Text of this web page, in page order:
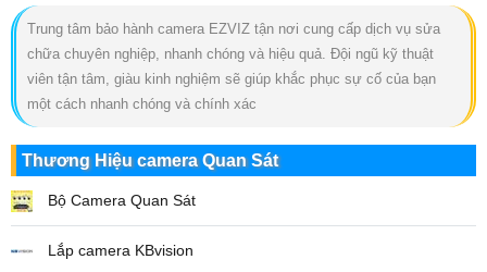
Trung tâm bảo hành camera EZVIZ tận nơi cung cấp dịch vụ sửa
chữa chuyên nghiệp, nhanh chóng và hiệu quả. Đội ngũ kỹ thuật
viên tận tâm, giàu kinh nghiệm sẽ giúp khắc phục sự cố của bạn
một cách nhanh chóng và chính xác
Thương Hiệu camera Quan Sát
Bộ Camera Quan Sát
Lắp camera KBvision